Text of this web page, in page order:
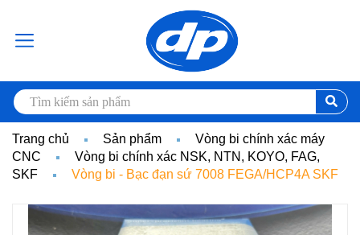
Trang chủ Sản phẩm
Vòng bi chính xác máy
CNC
Vòng bi chính xác NSK, NTN, KOYO, FAG,
SKF
Vòng bi - Bạc đạn sứ 7008 FEGA/HCP4A SKF